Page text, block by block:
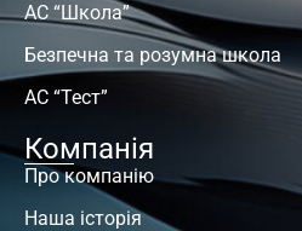
АС “Школа”
Безпечна та розумна школа
АС “Тест”
Компанія
Про компанію
Наша історія